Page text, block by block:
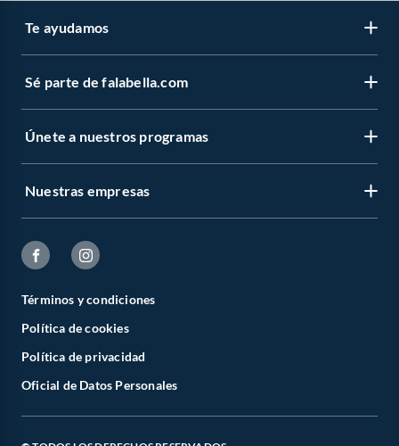
Te ayudamos
Sé parte de falabella.com
Únete a nuestros programas
Nuestras empresas
Términos y condiciones
Política de cookies
Política de privacidad
Oficial de Datos Personales